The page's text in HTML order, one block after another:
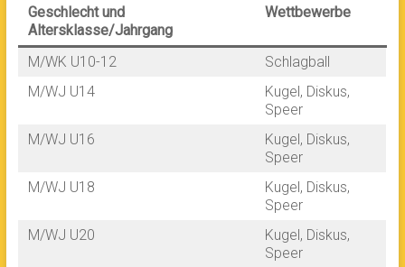
Geschlecht und
Altersklasse/Jahrgang
Wettbewerbe
M/WK U10-12
Schlagball
M/WJ U14
Kugel, Diskus,
Speer
M/WJ U16
Kugel, Diskus,
Speer
M/WJ U18
Kugel, Diskus,
Speer
M/WJ U20
Kugel, Diskus,
Speer